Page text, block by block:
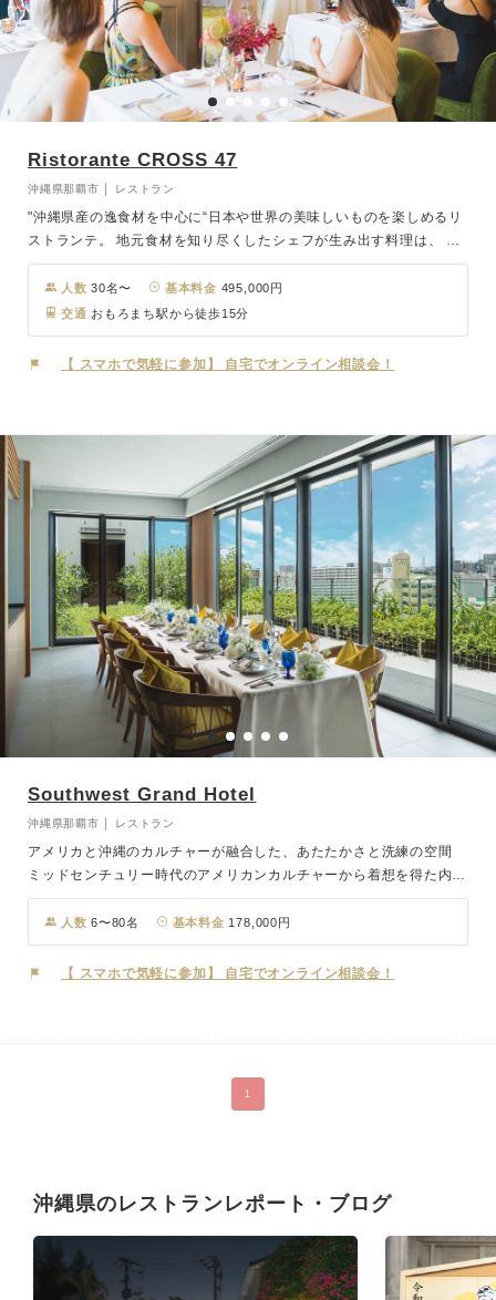
Ristorante CROSS 47
沖縄県那覇市 │ レストラン
"沖縄県産の逸食材を中心に“日本や世界の美味しいものを楽しめるリ
ストランテ。 地元食材を知り尽くしたシェフが生み出す料理は、 沖
縄の魅力を一皿に表現した特別な一品です。 「美味しい」「楽し
い」その先にある、 ヒト・モノ・コトが交差交流（クロス）する場
所。 料理と会話を楽しみながら、 大切な人とゆっくり特別な時間を
過ごせます。 店内を彩る大胆なウォールアートは 写真映えするフォ
トスポットにもなり、 おしゃれなウエディング空間を演出します。
人数 30名〜 基本料金 495,000円
交通 おもろまち駅から徒歩15分
【 スマホで気軽に参加】 自宅でオンライン相談会！
Southwest Grand Hotel
沖縄県那覇市 │ レストラン
アメリカと沖縄のカルチャーが融合した、あたたかさと洗練の空間
ミッドセンチュリー時代のアメリカンカルチャーから着想を得た内装
デザインとインテリア。 大きな窓の外には那覇市街地のパノラマが
広がり、開放感あふれる特別な空間を演出します。 「琉米文化」が
融合した空間は、木のぬくもりを感じる落ち着いた雰囲気と洗練され
たデザインが調和するバンケット。 最大80名様まで対応可能で、大
人数 6〜80名 基本料金 178,000円
【 スマホで気軽に参加】 自宅でオンライン相談会！
1
沖縄県のレストランレポート・ブログ